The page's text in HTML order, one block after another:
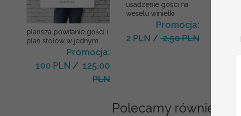
plansza powitanie gości i
plan stołów w jednym
Promocja:
100 PLN /125.00
PLN
usadzenie gości na
weselu winietki
Promocja:
2 PLN /2.50 PLN
Polecamy również: